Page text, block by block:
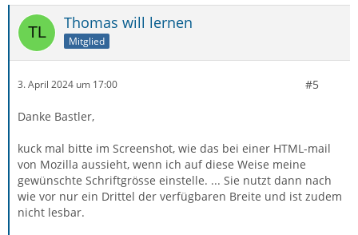
Thomas will lernen
Mitglied
3. April 2024 um 17:00 #5
Danke Bastler,
kuck mal bitte im Screenshot, wie das bei einer HTML-mail
von Mozilla aussieht, wenn ich auf diese Weise meine
gewünschte Schriftgrösse einstelle. ... Sie nutzt dann nach
wie vor nur ein Drittel der verfügbaren Breite und ist zudem
nicht lesbar.